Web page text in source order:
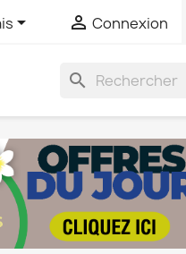
  Connexion
search